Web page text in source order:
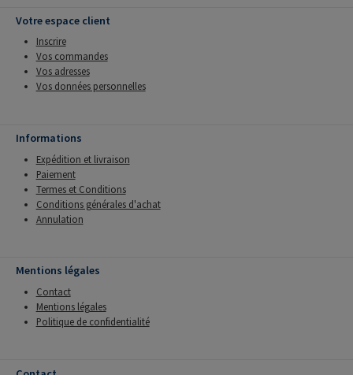
Votre espace client
Inscrire
Vos commandes
Vos adresses
Vos données personnelles
Informations
Expédition et livraison
Paiement
Termes et Conditions
Conditions générales d'achat
Annulation
Mentions légales
Contact
Mentions légales
Politique de confidentialité